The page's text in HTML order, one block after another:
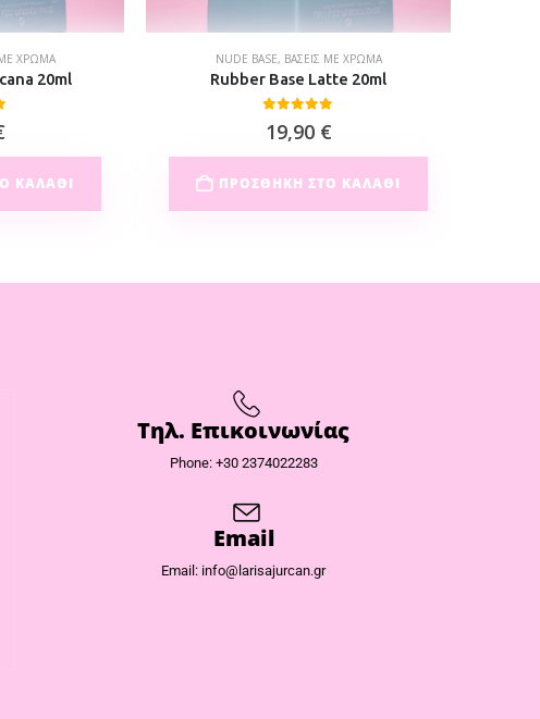
ΜΕ ΧΡΏΜΑ
20ml
ΚΑΛΆΘΙ
NUDE BASE, ΒΆΣΕΙΣ ΜΕ ΧΡΏΜΑ
Rubber Base Latte 20ml
19,90 €
ΠΡΟΣΘΉΚΗ ΣΤΟ ΚΑΛΆΘΙ
Τηλ. Επικοινωνίας
Phone: +30 2374022283
Email
Email: info@larisajurcan.gr